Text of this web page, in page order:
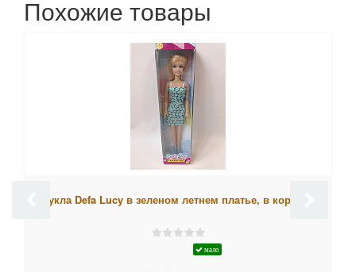
Похожие товары
Кукла Defa Lucy в зеленом летнем платье, в коробке
мало